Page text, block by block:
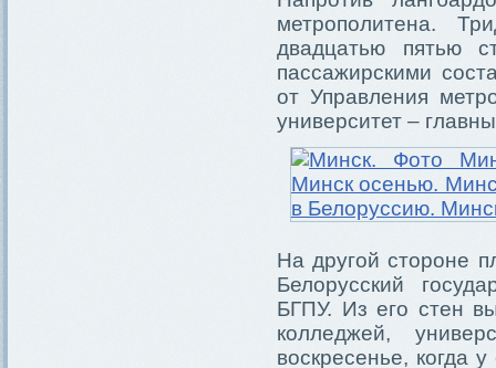
метрополитена.
двадцатью пятью
пассажирскими
от Управления
университет –
На другой стороне
Белорусский
БГПУ. Из его стен
колледжей,
воскресенье, когда